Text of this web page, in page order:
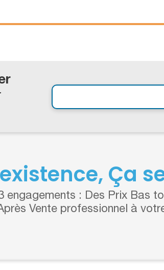
Ça
engagements : Des Prix Bas
Vente professionnel à